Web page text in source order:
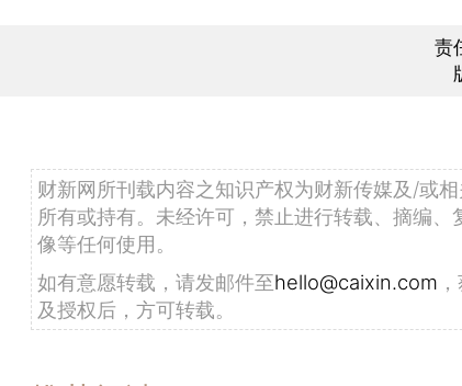
责
财新网所刊载内容之知识产权为财新传媒及/或
所有或持有。未经许可，禁止进行转载、摘编、
像等任何使用。
如有意愿转载，请发邮件至hello@caixin.com
及授权后，方可转载。